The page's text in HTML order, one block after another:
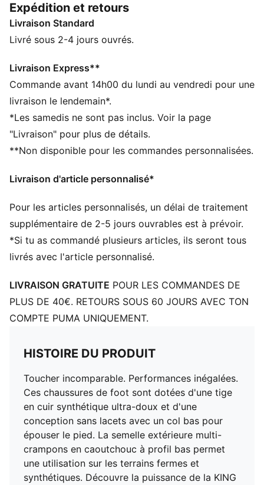
profil bas permet une utilisation sur les terrains fermes
et synthétiques. Découvre la puissance de la KING
avec PUMA.
La tige des chaussures est composée d’au moins 30 %
de matériaux recyclés
DÉTAILS
Conception basse à enfiler pour un ajustement
confortable et sûr
Fermeture à lacets
Semelle extérieure multi-crampons en caoutchouc à
terrains fermes et synthétiques
TT : Semelle extérieure Turf Training (entraînement sur
gazon)
Détails brandés PUMA
Expédition et retours
Livraison Standard
Livré sous 2-4 jours ouvrés.
Livraison Express**
Commande avant 14h00 du lundi au vendredi pour une
livraison le lendemain*.
*Les samedis ne sont pas inclus. Voir la page
"Livraison" pour plus de détails.
**Non disponible pour les commandes personnalisées.
Livraison d'article personnalisé*
Pour les articles personnalisés, un délai de traitement
supplémentaire de 2-5 jours ouvrables est à prévoir.
*Si tu as commandé plusieurs articles, ils seront tous
livrés avec l'article personnalisé.
LIVRAISON GRATUITE POUR LES COMMANDES DE
PLUS DE 40€. RETOURS SOUS 60 JOURS AVEC TON
COMPTE PUMA UNIQUEMENT.
HISTOIRE DU PRODUIT
Toucher incomparable. Performances inégalées.
Ces chaussures de foot sont dotées d'une tige
en cuir synthétique ultra-doux et d'une
conception sans lacets avec un col bas pour
épouser le pied. La semelle extérieure multi-
crampons en caoutchouc à profil bas permet
une utilisation sur les terrains fermes et
synthétiques. Découvre la puissance de la KING